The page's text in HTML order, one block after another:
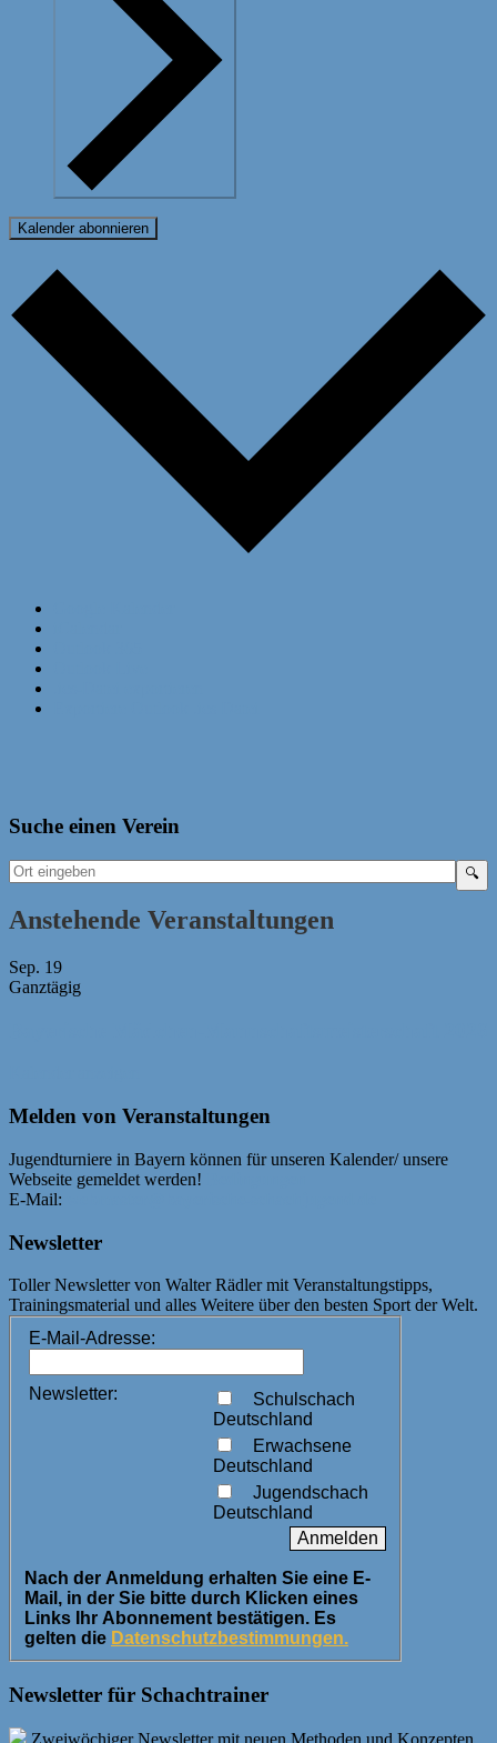
Kalender abonnieren
Suche einen Verein
Anstehende Veranstaltungen
Sep. 19
Ganztägig
Melden von Veranstaltungen
Jugendturniere in Bayern können für unseren Kalender/ unsere
Webseite gemeldet werden!
E-Mail:
Newsletter
Toller Newsletter von Walter Rädler mit Veranstaltungstipps,
Trainingsmaterial und alles Weitere über den besten Sport der Welt.
E-Mail-Adresse:
Newsletter:
Schulschach
Deutschland
Erwachsene
Deutschland
Jugendschach
Deutschland
Nach der Anmeldung erhalten Sie eine E-
Mail, in der Sie bitte durch Klicken eines
Links Ihr Abonnement bestätigen. Es
gelten die Datenschutzbestimmungen.
Newsletter für Schachtrainer